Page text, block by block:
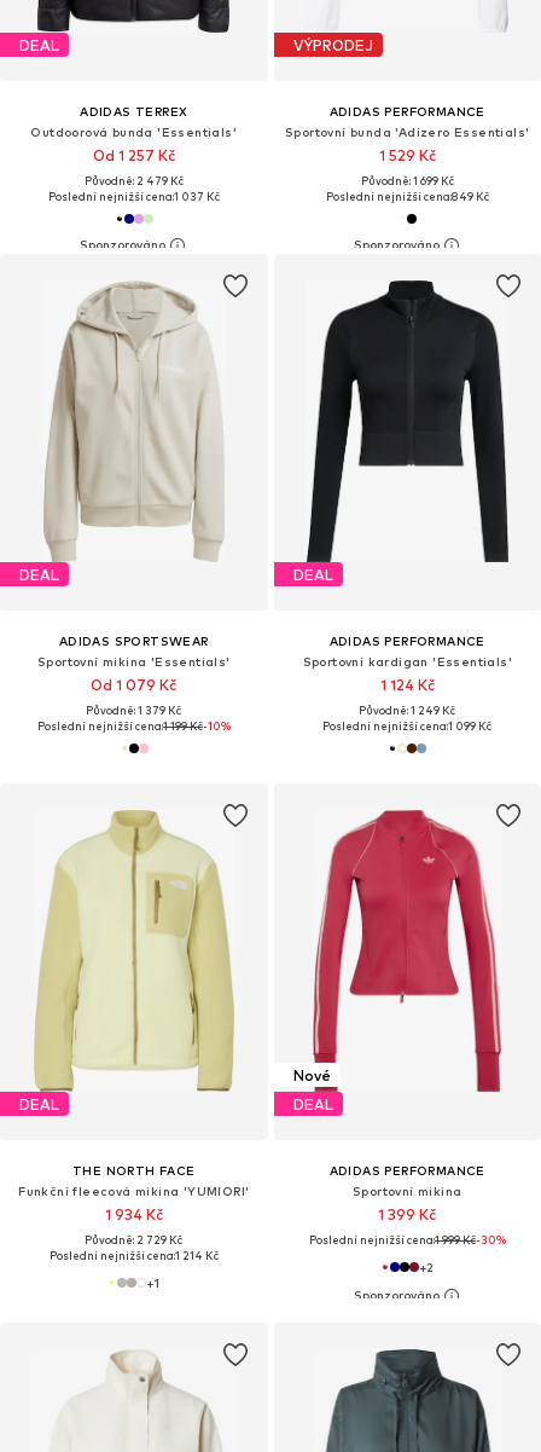
DEAL
ADIDAS TERREX
Outdoorová bunda 'Essentials'
Od 1 257 Kč
Původně: 2 479 Kč
Poslední nejnižší cena:1 037 Kč
VÝPRODEJ
ADIDAS PERFORMANCE
Sportovní bunda 'Adizero Essentials'
1 529 Kč
Původně: 1 699 Kč
Poslední nejnižší cena:849 Kč
DEAL
ADIDAS SPORTSWEAR
Sportovní mikina 'Essentials'
Od 1 079 Kč
Původně: 1 379 Kč
Poslední nejnižší cena:1 199 Kč-10%
DEAL
ADIDAS PERFORMANCE
Sportovní kardigan 'Essentials'
1 124 Kč
Původně: 1 249 Kč
Poslední nejnižší cena:1 099 Kč
DEAL
THE NORTH FACE
Funkční fleecová mikina 'YUMIORI'
1 934 Kč
Původně: 2 729 Kč
Poslední nejnižší cena:1 214 Kč
+1
Nové
DEAL
ADIDAS PERFORMANCE
Sportovní mikina
1 399 Kč
Poslední nejnižší cena:1 999 Kč-30%
+2